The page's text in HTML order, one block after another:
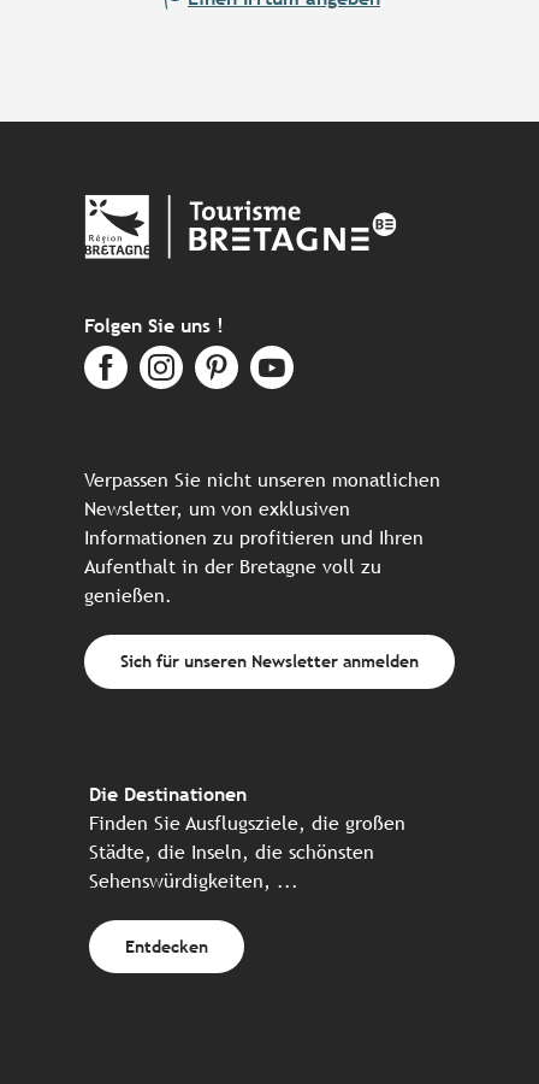
Folgen Sie uns !
Verpassen Sie nicht unseren monatlichen
Newsletter, um von exklusiven
Informationen zu profitieren und Ihren
Aufenthalt in der Bretagne voll zu
genießen.
Sich für unseren Newsletter anmelden
Die Destinationen
Finden Sie Ausflugsziele, die großen
Städte, die Inseln, die schönsten
Sehenswürdigkeiten, ...
Entdecken